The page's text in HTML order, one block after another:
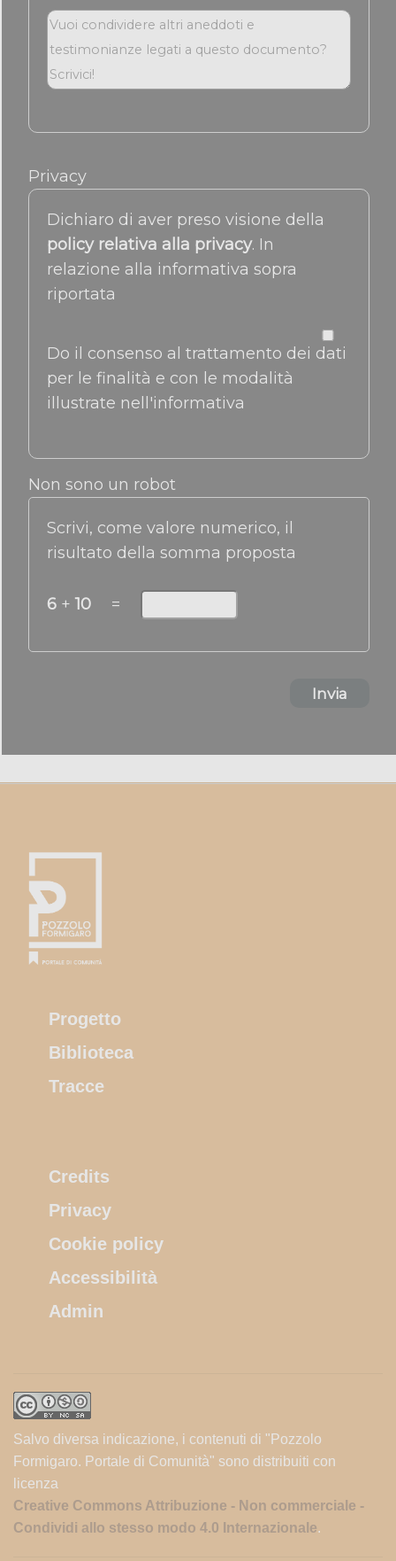
Privacy
Dichiaro di aver preso visione della
policy relativa alla privacy. In
relazione alla informativa sopra
riportata
Do il consenso al trattamento dei dati
per le finalità e con le modalità
illustrate nell'informativa
Non sono un robot
Scrivi, come valore numerico, il
risultato della somma proposta
6 + 10 =
Invia
Progetto
Biblioteca
Tracce
Credits
Privacy
Cookie policy
Accessibilità
Admin
Salvo diversa indicazione, i contenuti di "Pozzolo
Formigaro. Portale di Comunità" sono distribuiti con
licenza
Creative Commons Attribuzione - Non commerciale -
Condividi allo stesso modo 4.0 Internazionale.